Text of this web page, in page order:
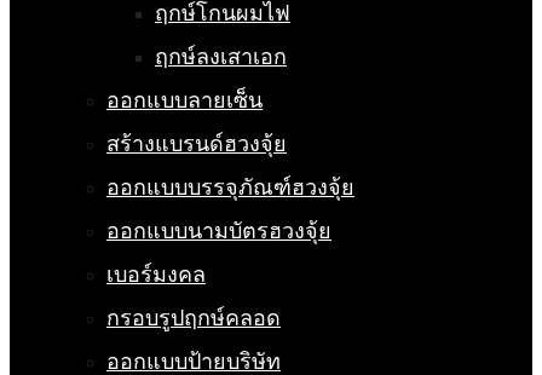
ฤกษ์โกนผมไฟ
ฤกษ์ลงเสาเอก
ออกแบบลายเซ็น
สร้างแบรนด์ฮวงจุ้ย
ออกแบบบรรจุภัณฑ์ฮวงจุ้ย
ออกแบบนามบัตรฮวงจุ้ย
เบอร์มงคล
กรอบรูปฤกษ์คลอด
ออกแบบป้ายบริษัท